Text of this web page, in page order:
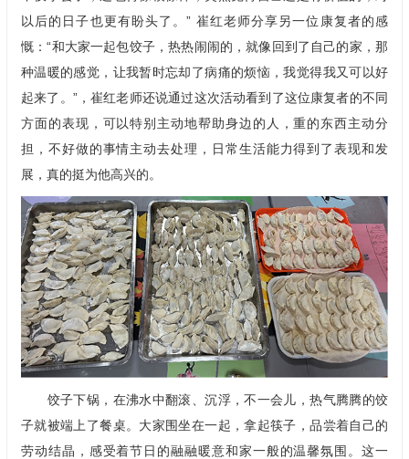
以后的日子也更有盼头了。” 崔红老师分享另一位康复者的感
慨：“和大家一起包饺子，热热闹闹的，就像回到了自己的家，那
种温暖的感觉，让我暂时忘却了病痛的烦恼，我觉得我又可以好
起来了。”，崔红老师还说通过这次活动看到了这位康复者的不同
方面的表现，可以特别主动地帮助身边的人，重的东西主动分
担，不好做的事情主动去处理，日常生活能力得到了表现和发
展，真的挺为他高兴的。
饺子下锅，在沸水中翻滚、沉浮，不一会儿，热气腾腾的饺
子就被端上了餐桌。大家围坐在一起，拿起筷子，品尝着自己的
劳动结晶，感受着节日的融融暖意和家一般的温馨氛围。这一